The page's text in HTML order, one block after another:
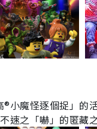
®小魔怪逐個捉」的
速之「嚇」的匿藏